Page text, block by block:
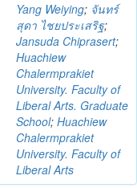
Yang Weiying; จันทร์
สุดา ไชยประเสริฐ;
Jansuda Chiprasert;
Huachiew
Chalermprakiet
University. Faculty of
Liberal Arts. Graduate
School; Huachiew
Chalermprakiet
University. Faculty of
Liberal Arts